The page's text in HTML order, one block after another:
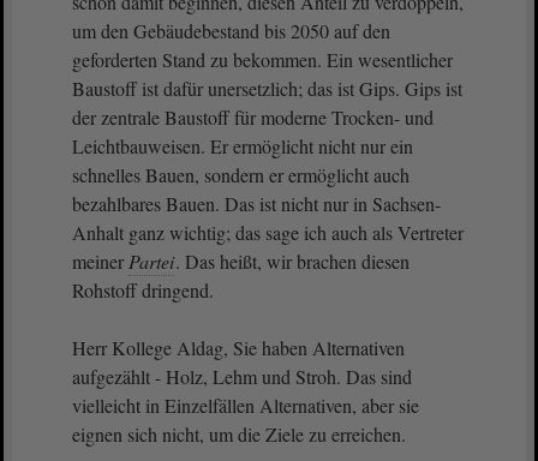
um den Gebäudebestand bis 2050 auf den
geforderten Stand zu bekommen. Ein wesentlicher
Baustoff ist dafür unersetzlich; das ist Gips. Gips ist
der zentrale Baustoff für moderne Trocken- und
Leichtbauweisen. Er ermöglicht nicht nur ein
schnelles Bauen, sondern er ermöglicht auch
bezahlbares Bauen. Das ist nicht nur in Sachsen-
Anhalt ganz wichtig; das sage ich auch als Vertreter
meiner Partei. Das heißt, wir brachen diesen
Rohstoff dringend.
Herr Kollege Aldag, Sie haben Alternativen
aufgezählt - Holz, Lehm und Stroh. Das sind
vielleicht in Einzelfällen Alternativen, aber sie
eignen sich nicht, um die Ziele zu erreichen.